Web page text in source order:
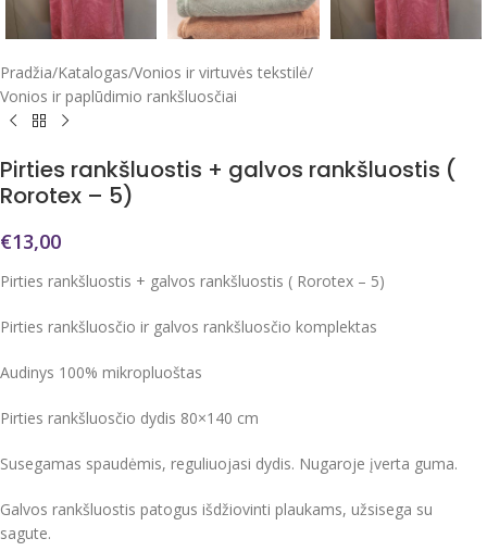
Pradžia/Katalogas/Vonios ir virtuvės tekstilė/
Vonios ir paplūdimio rankšluosčiai
Pirties rankšluostis + galvos rankšluostis (
Rorotex – 5)
€13,00
Pirties rankšluostis + galvos rankšluostis ( Rorotex – 5)
Pirties rankšluosčio ir galvos rankšluosčio komplektas
Audinys 100% mikropluoštas
Pirties rankšluosčio dydis 80×140 cm
Susegamas spaudėmis, reguliuojasi dydis. Nugaroje įverta guma.
Galvos rankšluostis patogus išdžiovinti plaukams, užsisega su
sagute.